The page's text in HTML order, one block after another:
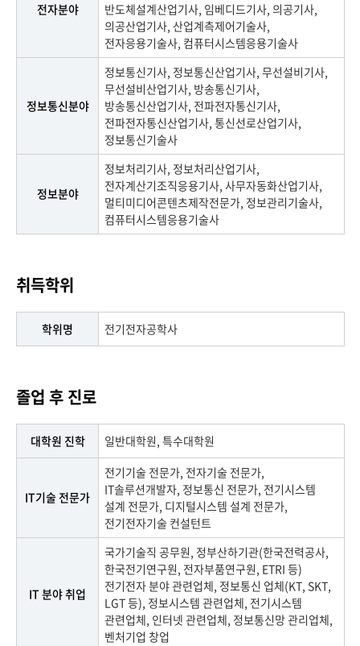
전자분야
반도체설계산업기사, 임베디드기사, 의공기사,
의공산업기사, 산업계측제어기술사,
전자응용기술사, 컴퓨터시스템응용기술사
정보통신분야
정보통신기사, 정보통신산업기사, 무선설비기사,
무선설비산업기사, 방송통신기사,
방송통신산업기사, 전파전자통신기사,
전파전자통신산업기사, 통신선로산업기사,
정보통신기술사
정보분야
정보처리기사, 정보처리산업기사,
전자계산기조직응용기사, 사무자동화산업기사,
멀티미디어콘텐츠제작전문가, 정보관리기술사,
컴퓨터시스템응용기술사
취득학위
학위명 전기전자공학사
졸업 후 진로
대학원 진학 일반대학원, 특수대학원
IT기술 전문가
전기기술 전문가, 전자기술 전문가,
IT솔루션개발자, 정보통신 전문가, 전기시스템
설계 전문가, 디지털시스템 설계 전문가,
전기전자기술 컨설턴트
IT 분야 취업
국가기술직 공무원, 정부산하기관(한국전력공사,
한국전기연구원, 전자부품연구원, ETRI 등)
전기전자 분야 관련업체, 정보통신 업체(KT, SKT,
LGT 등), 정보시스템 관련업체, 전기시스템
관련업체, 인터넷 관련업체, 정보통신망 관리업체,
벤처기업 창업